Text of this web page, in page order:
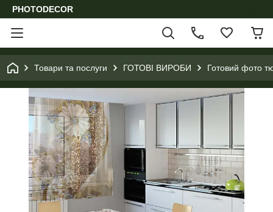
PHOTODECOR
Товари та послуги ГОТОВІ ВИРОБИ Готовий фото